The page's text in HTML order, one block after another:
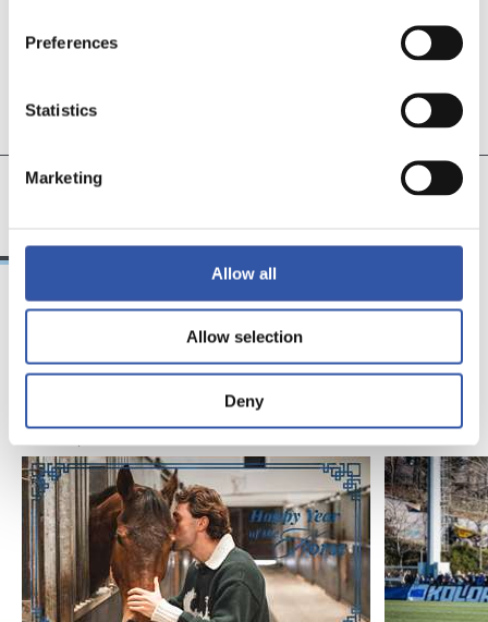
Preferences
Statistics
Marketing
Allow all
Allow selection
Deny
CECILIA
11
视频
马年将为我们带来好
运" | 中国新年
训练